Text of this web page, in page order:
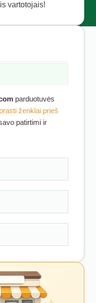
vartotojais!
parduotuvės
ženklai prieš
patirtimi ir